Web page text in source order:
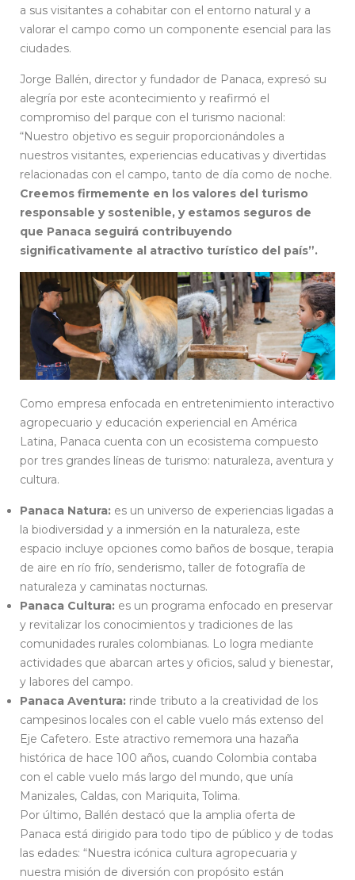
a sus visitantes a cohabitar con el entorno natural y a
valorar el campo como un componente esencial para las
ciudades.
Jorge Ballén, director y fundador de Panaca, expresó su
alegría por este acontecimiento y reafirmó el
compromiso del parque con el turismo nacional:
“Nuestro objetivo es seguir proporcionándoles a
nuestros visitantes, experiencias educativas y divertidas
relacionadas con el campo, tanto de día como de noche.
Creemos firmemente en los valores del turismo
responsable y sostenible, y estamos seguros de
que Panaca seguirá contribuyendo
significativamente al atractivo turístico del país”.
Como empresa enfocada en entretenimiento interactivo
agropecuario y educación experiencial en América
Latina, Panaca cuenta con un ecosistema compuesto
por tres grandes líneas de turismo: naturaleza, aventura y
cultura.
Panaca Natura: es un universo de experiencias ligadas a
la biodiversidad y a inmersión en la naturaleza, este
espacio incluye opciones como baños de bosque, terapia
de aire en río frío, senderismo, taller de fotografía de
naturaleza y caminatas nocturnas.
Panaca Cultura: es un programa enfocado en preservar
y revitalizar los conocimientos y tradiciones de las
comunidades rurales colombianas. Lo logra mediante
actividades que abarcan artes y oficios, salud y bienestar,
y labores del campo.
Panaca Aventura: rinde tributo a la creatividad de los
campesinos locales con el cable vuelo más extenso del
Eje Cafetero. Este atractivo rememora una hazaña
histórica de hace 100 años, cuando Colombia contaba
con el cable vuelo más largo del mundo, que unía
Manizales, Caldas, con Mariquita, Tolima.
Por último, Ballén destacó que la amplia oferta de
Panaca está dirigido para todo tipo de público y de todas
las edades: “Nuestra icónica cultura agropecuaria y
nuestra misión de diversión con propósito están